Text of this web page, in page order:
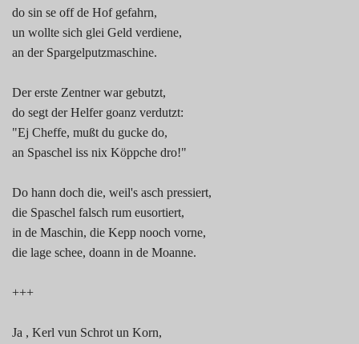
do sin se off de Hof gefahrn,
un wollte sich glei Geld verdiene,
an der Spargelputzmaschine.
Der erste Zentner war gebutzt,
do segt der Helfer goanz verdutzt:
"Ej Cheffe, mußt du gucke do,
an Spaschel iss nix Köppche dro!"
Do hann doch die, weil's asch pressiert,
die Spaschel falsch rum eusortiert,
in de Maschin, die Kepp nooch vorne,
die lage schee, doann in de Moanne.
+++
Ja , Kerl vun Schrot un Korn,